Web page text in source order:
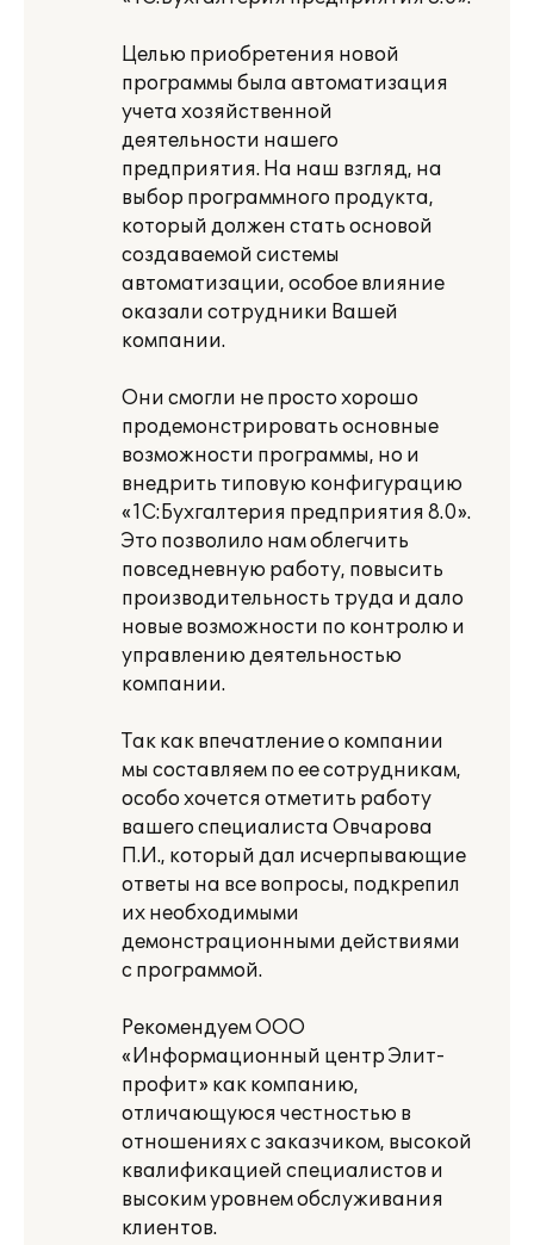
Целью приобретения новой
программы была автоматизация
учета хозяйственной
деятельности нашего
предприятия. На наш взгляд, на
выбор программного продукта,
который должен стать основой
создаваемой системы
автоматизации, особое влияние
оказали сотрудники Вашей
компании.
Они смогли не просто хорошо
продемонстрировать основные
возможности программы, но и
внедрить типовую конфигурацию
«1С:Бухгалтерия предприятия 8.0».
Это позволило нам облегчить
повседневную работу, повысить
производительность труда и дало
новые возможности по контролю и
управлению деятельностью
компании.
Так как впечатление о компании
мы составляем по ее сотрудникам,
особо хочется отметить работу
вашего специалиста Овчарова
П.И., который дал исчерпывающие
ответы на все вопросы, подкрепил
их необходимыми
демонстрационными действиями
с программой.
Рекомендуем ООО
«Информационный центр Элит-
профит» как компанию,
отличающуюся честностью в
отношениях с заказчиком, высокой
квалификацией специалистов и
высоким уровнем обслуживания
клиентов.